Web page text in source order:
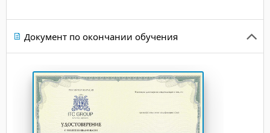
Документ по окончании обучения